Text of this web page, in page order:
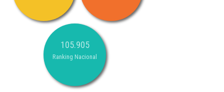
105.905
Ranking Nacional